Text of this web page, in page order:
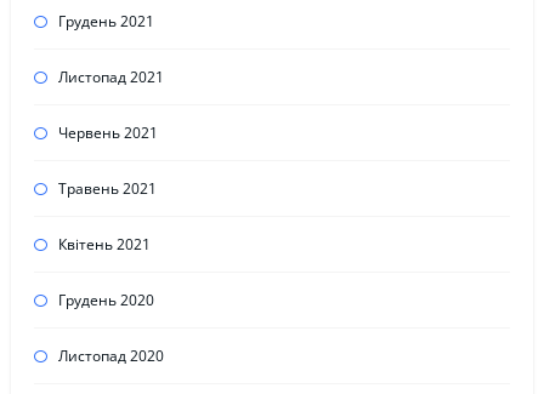
Грудень 2021
Листопад 2021
Червень 2021
Травень 2021
Квітень 2021
Грудень 2020
Листопад 2020